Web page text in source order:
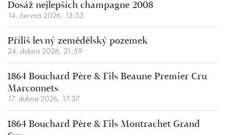
Dosáž nejlepších champagne 2008
14. června 2026, 13:53
Příliš levný zemědělský pozemek
24. dubna 2026, 21:59
1864 Bouchard Père & Fils Beaune Premier Cru
Marconnets
17. dubna 2026, 17:37
1864 Bouchard Père & Fils Montrachet Grand